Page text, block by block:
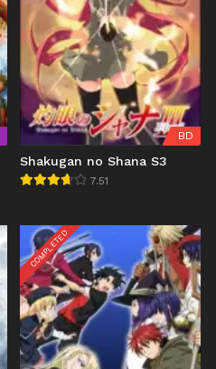
BD
Shakugan no Shana S3
7.51
COMPLETED